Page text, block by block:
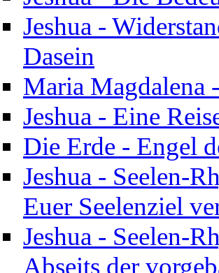
Jeshua -
Dasein
Maria Magdalena
Jeshua - Eine
Die Erde - Engel
Jeshua - Seelen-
Euer Seelenziel
Jeshua - Seelen-
Abseits der